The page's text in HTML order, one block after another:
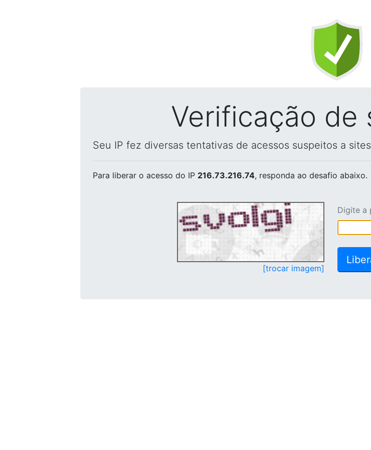
Verificação de
Seu IP fez diversas tentativas de acessos suspeitos a
Para liberar o acesso do IP 216.73.216.74, responda ao desafio abaixo.
[trocar imagem]
Digite a